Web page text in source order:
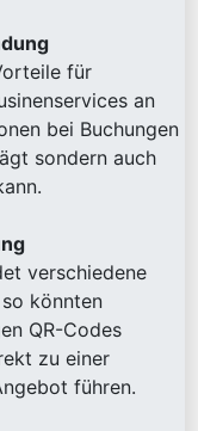
für
an
bei Buchungen
sondern auch
verschiedene
könnten
QR-Codes
zu einer
führen.